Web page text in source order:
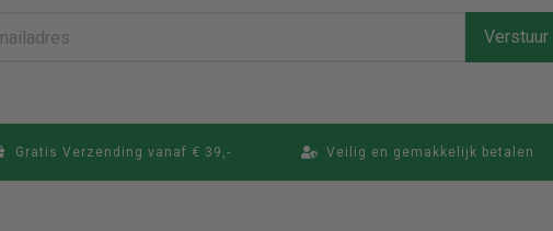
Verstuur
Gratis Verzending vanaf € 39,- Veilig en gemakkelijk betalen